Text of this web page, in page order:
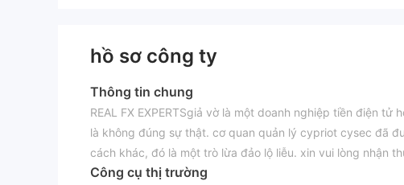
hồ sơ công ty
Thông tin chung
REAL FX EXPERTSgiả vờ là một doanh nghiệp tiền điện
là không đúng sự thật. cơ quan quản lý cypriot cysec đã
cách khác, đó là một trò lừa đảo lộ liễu. xin vui lòng nhận
Công cụ thị trường